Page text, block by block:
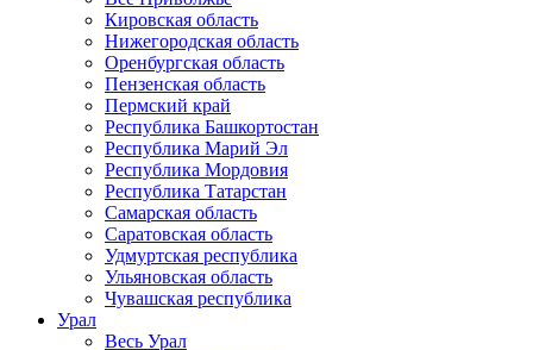
Кировская область
Нижегородская область
Оренбургская область
Пензенская область
Пермский край
Республика Башкортостан
Республика Марий Эл
Республика Мордовия
Республика Татарстан
Самарская область
Саратовская область
Удмуртская республика
Ульяновская область
Чувашская республика
Урал
Весь Урал